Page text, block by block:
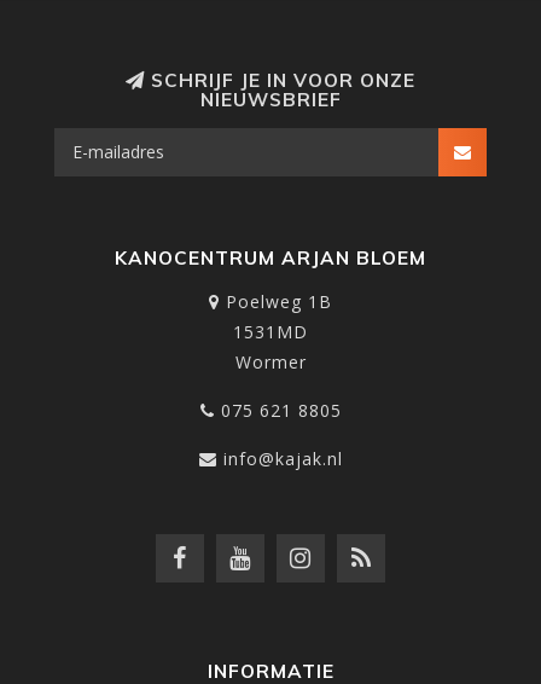
SCHRIJF JE IN VOOR ONZE
NIEUWSBRIEF
KANOCENTRUM ARJAN BLOEM
Poelweg 1B
1531MD
Wormer
075 621 8805
info@kajak.nl
INFORMATIE